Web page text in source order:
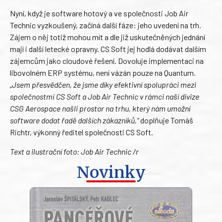
Nyní, když je software hotový a ve společnosti Job Air
Technic vyzkoušený, začíná další fáze: jeho uvedení na trh.
Zájem o něj totiž mohou mít a dle již uskutečněných jednání
mají i další letecké opravny. CS Soft jej hodlá dodávat dalším
zájemcům jako cloudové řešení. Dovoluje implementaci na
libovolném ERP systému, není vázán pouze na Quantum.
„Jsem přesvědčen, že jsme díky efektivní spolupráci mezi
společnostmi CS Soft a Job Air Technic v rámci naší divize
CSG Aerospace našli prostor na trhu, který nám umožní
software dodat řadě dalších zákazníků,“doplňuje Tomáš
Richtr, výkonný ředitel společnosti CS Soft.
Text a ilustrační foto: Job Air Technic /r
Novinky